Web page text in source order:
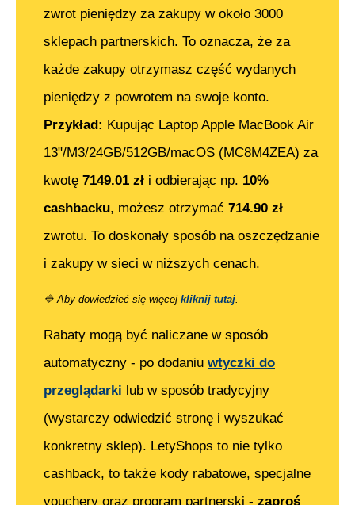
zwrot pieniędzy za zakupy w około 3000
sklepach partnerskich. To oznacza, że za
każde zakupy otrzymasz część wydanych
pieniędzy z powrotem na swoje konto.
Przykład: Kupując Laptop Apple MacBook Air
13"/M3/24GB/512GB/macOS (MC8M4ZEA) za
kwotę 7149.01 zł i odbierając np. 10%
cashbacku, możesz otrzymać 714.90 zł
zwrotu. To doskonały sposób na oszczędzanie
i zakupy w sieci w niższych cenach.
🔷 Aby dowiedzieć się więcej kliknij tutaj
Rabaty mogą być naliczane w sposób
automatyczny - po dodaniu wtyczki do
przeglądarki lub w sposób tradycyjny
(wystarczy odwiedzić stronę i wyszukać
konkretny sklep). LetyShops to nie tylko
cashback, to także kody rabatowe, specjalne
vouchery oraz program partnerski - zaproś